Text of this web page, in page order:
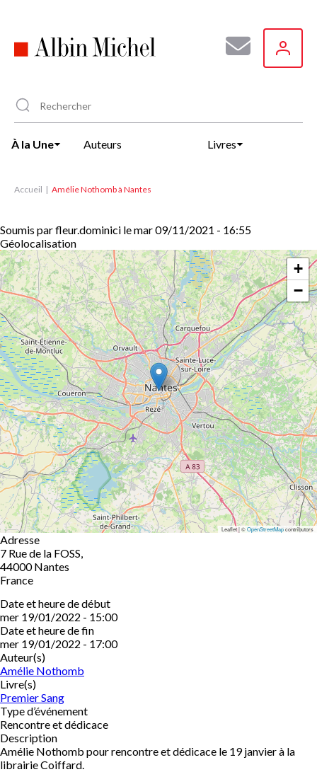
principal
À la Une Auteurs Livres
Accueil Amélie Nothomb à Nantes
Soumis parfleur.dominici lemar 09/11/2021 - 16:55
Géolocalisation
+
−
Leaflet | ©OpenStreetMapcontributors
Adresse
7 Rue de la FOSS,
44000 Nantes
France
Date et heure de début
mer 19/01/2022 - 15:00
Date et heure de fin
mer 19/01/2022 - 17:00
Auteur(s)
Amélie Nothomb
Livre(s)
Premier Sang
Type d’événement
Rencontre et dédicace
Description
Amélie Nothomb pour rencontre et dédicace le 19 janvier à la
librairie Coiffard.